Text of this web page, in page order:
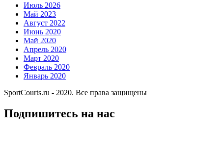
Июль 2026
Май 2023
Август 2022
Июнь 2020
Май 2020
Апрель 2020
Март 2020
Февраль 2020
Январь 2020
SportCourts.ru - 2020. Все права защищены
Подпишитесь на нас